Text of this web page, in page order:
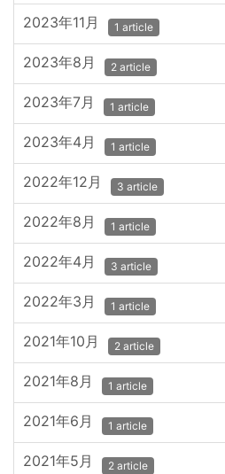
2023年11月 1 article
2023年8月 2 article
2023年7月 1 article
2023年4月 1 article
2022年12月 3 article
2022年8月 1 article
2022年4月 3 article
2022年3月 1 article
2021年10月 2 article
2021年8月 1 article
2021年6月 1 article
2021年5月 2 article